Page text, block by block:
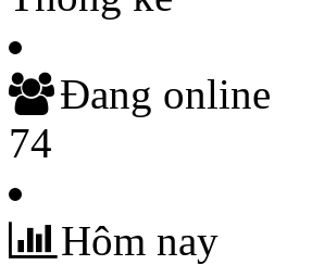
Đang online
74
Hôm nay